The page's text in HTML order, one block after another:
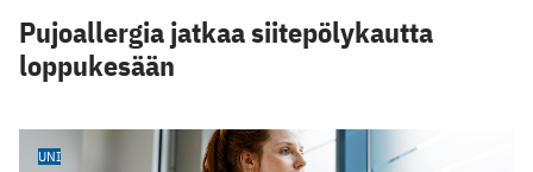
Pujoallergia jatkaa siitepölykautta
loppukesään
UNI